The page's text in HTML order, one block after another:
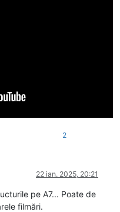
2
22 ian. 2025, 20:21
pe A7... Poate de
filmări.